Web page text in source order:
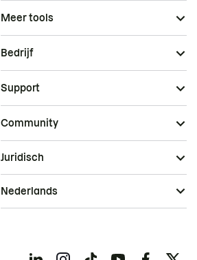
Meer tools
Bedrijf
Support
Community
Juridisch
Nederlands